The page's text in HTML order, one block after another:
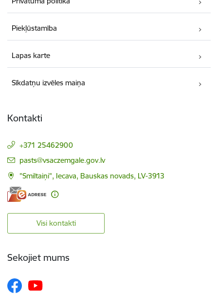
Piekļūstamība
Lapas karte
Sīkdatņu izvēles maiņa
Kontakti
+371 25462900
E-pasts:
pasts@vsaczemgale.gov.lv
"Smiltaiņi", Iecava, Bauskas novads, LV-3913
Visi kontakti
Sekojiet mums